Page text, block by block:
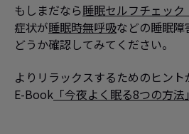
もしまだなら睡眠セルフチェック
症状が睡眠時無呼吸などの睡眠
どうか確認してみてください。
よりリラックスするためのヒン
E-Book 「今夜よく眠る8つの方法」